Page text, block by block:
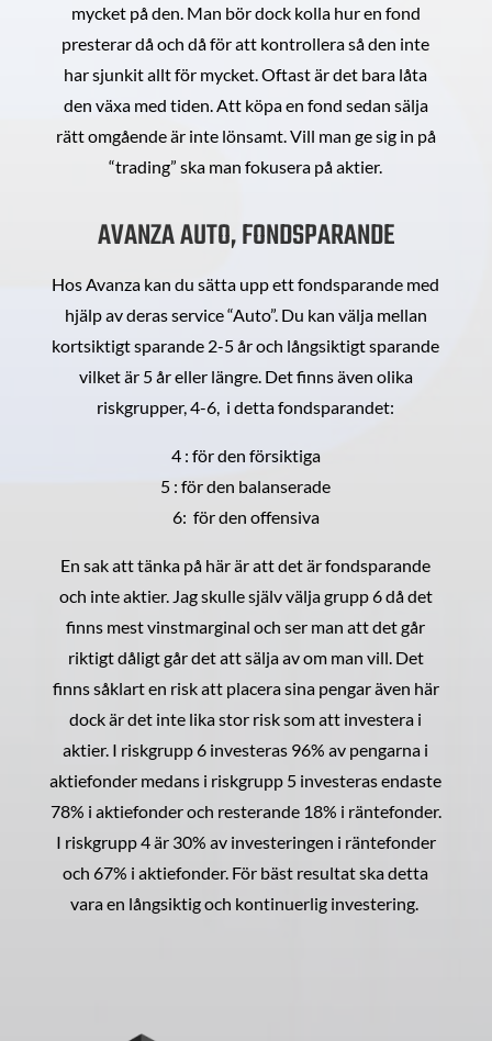
mycket på den. Man bör dock kolla hur en fond
presterar då och då för att kontrollera så den inte
har sjunkit allt för mycket. Oftast är det bara låta
den växa med tiden. Att köpa en fond sedan sälja
rätt omgående är inte lönsamt. Vill man ge sig in på
“trading” ska man fokusera på aktier.
AVANZA AUTO, FONDSPARANDE
Hos Avanza kan du sätta upp ett fondsparande med
hjälp av deras service “Auto”. Du kan välja mellan
kortsiktigt sparande 2-5 år och långsiktigt sparande
vilket är 5 år eller längre. Det finns även olika
riskgrupper, 4-6, i detta fondsparandet:
4 : för den försiktiga
5 : för den balanserade
6: för den offensiva
En sak att tänka på här är att det är fondsparande
och inte aktier. Jag skulle själv välja grupp 6 då det
finns mest vinstmarginal och ser man att det går
riktigt dåligt går det att sälja av om man vill. Det
finns såklart en risk att placera sina pengar även här
dock är det inte lika stor risk som att investera i
aktier. I riskgrupp 6 investeras 96% av pengarna i
aktiefonder medans i riskgrupp 5 investeras endaste
78% i aktiefonder och resterande 18% i räntefonder.
I riskgrupp 4 är 30% av investeringen i räntefonder
och 67% i aktiefonder. För bäst resultat ska detta
vara en långsiktig och kontinuerlig investering.